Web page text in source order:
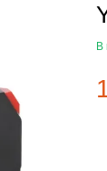
В